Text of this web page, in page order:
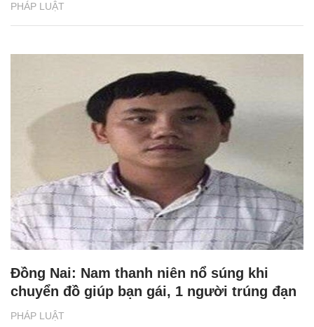
PHÁP LUẬT
PHÁP LUẬT
Đồng Nai: Nam thanh niên nổ súng khi
chuyển đồ giúp bạn gái, 1 người trúng đạn